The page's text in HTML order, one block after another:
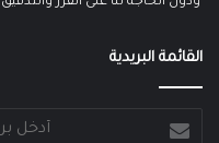
القائمة البريدية